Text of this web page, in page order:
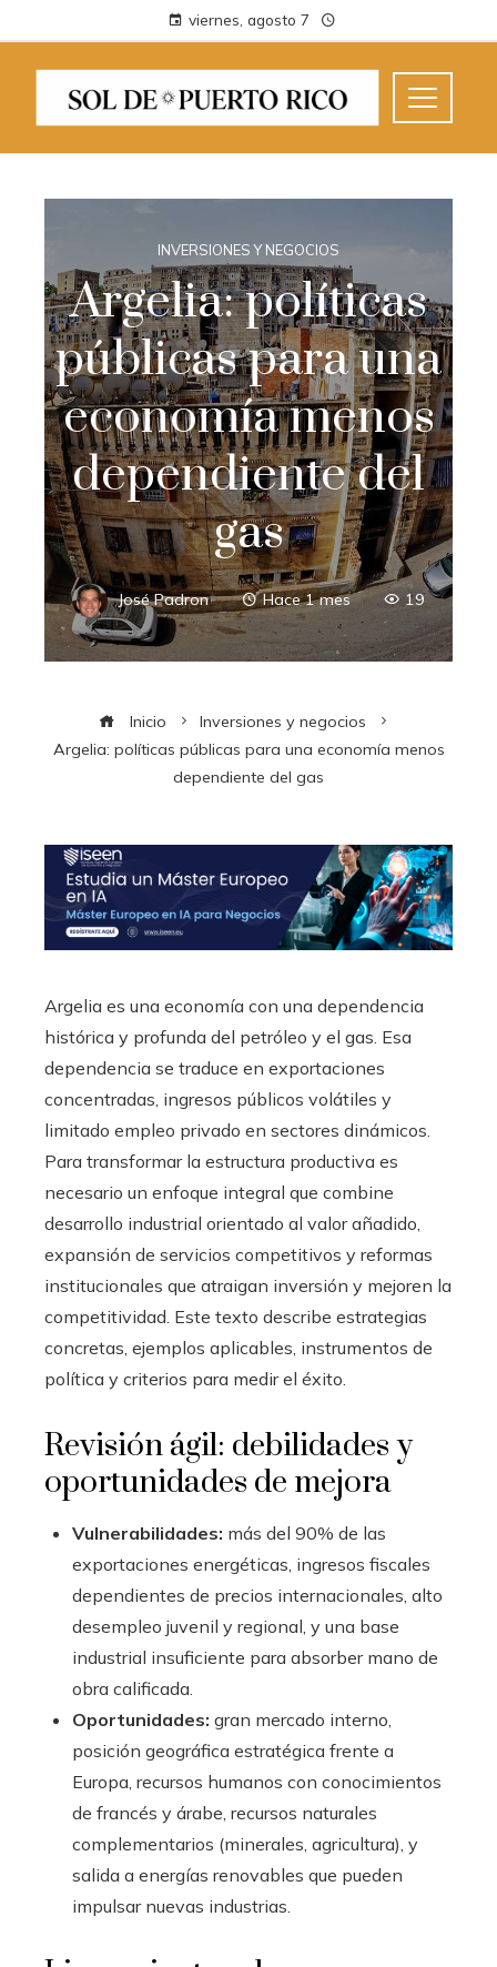
viernes, agosto 7
INVERSIONES Y NEGOCIOS
Argelia: políticas
públicas para una
economía menos
dependiente del
gas
José Padron Hace 1 mes 19
Inicio
Inversiones y negocios
Argelia: políticas públicas para una economía menos
dependiente del gas
Argelia es una economía con una dependencia
histórica y profunda del petróleo y el gas. Esa
dependencia se traduce en exportaciones
concentradas, ingresos públicos volátiles y
limitado empleo privado en sectores dinámicos.
Para transformar la estructura productiva es
necesario un enfoque integral que combine
desarrollo industrial orientado al valor añadido,
expansión de servicios competitivos y reformas
institucionales que atraigan inversión y mejoren la
competitividad. Este texto describe estrategias
concretas, ejemplos aplicables, instrumentos de
política y criterios para medir el éxito.
Revisión ágil: debilidades y
oportunidades de mejora
Vulnerabilidades: más del 90% de las
exportaciones energéticas, ingresos fiscales
dependientes de precios internacionales, alto
desempleo juvenil y regional, y una base
industrial insuficiente para absorber mano de
obra calificada.
Oportunidades: gran mercado interno,
posición geográfica estratégica frente a
Europa, recursos humanos con conocimientos
de francés y árabe, recursos naturales
complementarios (minerales, agricultura), y
salida a energías renovables que pueden
impulsar nuevas industrias.